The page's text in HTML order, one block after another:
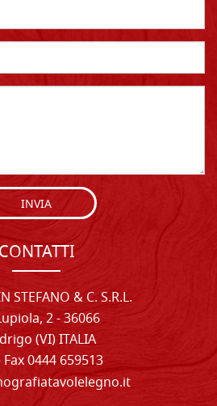
INVIA
CONTATTI
STEFANO & C. S.R.L.
2 - 36066
(VI) ITALIA
Fax 0444 659513